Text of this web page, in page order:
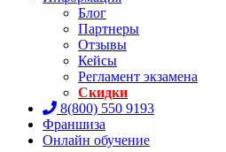
Блог
Партнеры
Отзывы
Кейсы
Регламент экзамена
Скидки
8(800) 550 9193
Франшиза
Онлайн обучение